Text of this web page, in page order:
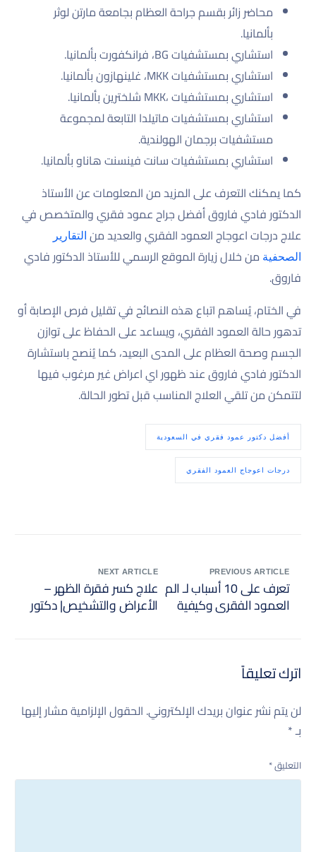
محاضر زائر بقسم جراحة العظام بجامعة مارتن لوثر
بألمانيا.
استشاري بمستشفيات BG، فرانكفورت بألمانيا.
استشاري بمستشفيات MKK، غلينهازون بألمانيا.
استشاري بمستشفيات ،MKK شلخترين بألمانيا.
استشاري بمستشفيات ماتيلدا التابعة لمجموعة
مستشفيات برجمان الهولندية.
استشاري بمستشفيات سانت فينسنت هاناو بألمانيا.
كما يمكنك التعرف على المزيد من المعلومات عن الأستاذ
الدكتور فادي فاروق أفضل جراح عمود فقري والمتخصص في
علاج درجات اعوجاج العمود الفقري والعديد من التقارير
الصحفية من خلال زيارة الموقع الرسمي للأستاذ الدكتور فادي
فاروق.
في الختام، يُساهم اتباع هذه النصائح في تقليل فرص الإصابة أو
تدهور حالة العمود الفقري، ويساعد على الحفاظ على توازن
الجسم وصحة العظام على المدى البعيد، كما يُنصح باستشارة
الدكتور فادي فاروق عند ظهور اي اعراض غير مرغوب فيها
لتتمكن من تلقي العلاج المناسب قبل تطور الحالة.
أفضل دكتور عمود فقري في السعودية
درجات اعوجاج العمود الفقري
PREVIOUS ARTICLE
تعرف على 10 أسباب لـ الم
العمود الفقري وكيفية
NEXT ARTICLE
علاج كسر فقرة الظهر –
الأعراض والتشخيص| دكتور
اترك تعليقاً
لن يتم نشر عنوان بريدك الإلكتروني. الحقول الإلزامية مشار إليها
بـ*
التعليق*